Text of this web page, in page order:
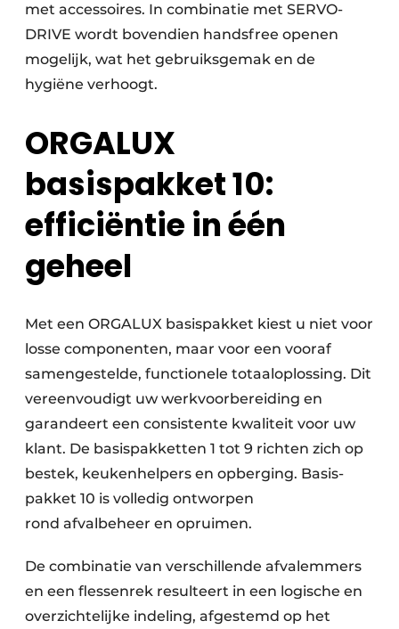
met accessoires. In combinatie met SERVO-
DRIVE wordt bovendien handsfree openen
mogelijk, wat het gebruiksgemak en de
hygiëne verhoogt.
ORGALUX
basispakket 10:
efficiëntie in één
geheel
Met een ORGALUX basispakket kiest u niet voor
losse componenten, maar voor een vooraf
samengestelde, functionele totaaloplossing. Dit
vereenvoudigt uw werkvoorbereiding en
garandeert een consistente kwaliteit voor uw
klant. De basispakketten 1 tot 9 richten zich op
bestek, keukenhelpers en opberging. Basis­
pakket 10 is volledig ontworpen
rond afvalbeheer en opruimen.
De combinatie van verschillende afvalemmers
en een flessenrek resulteert in een logische en
overzichtelijke indeling, afgestemd op het